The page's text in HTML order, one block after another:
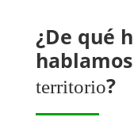
¿De qué
territorio?